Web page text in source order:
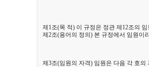
제1조(목 적) 이 규정은 정관 제12조의
제2조(용어의 정의) 본 규정에서 임원이
제3조(임원의 자격) 임원은 다음 각 호